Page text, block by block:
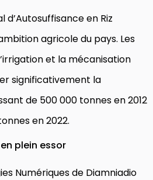
d’Autosuffisance en Riz
agricole du pays. Les
et la mécanisation
significativement la
de 500 000 tonnes en 2012
en 2022.
plein essor
Numériques de Diamniadio